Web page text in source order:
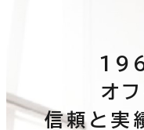
オ
信頼と実